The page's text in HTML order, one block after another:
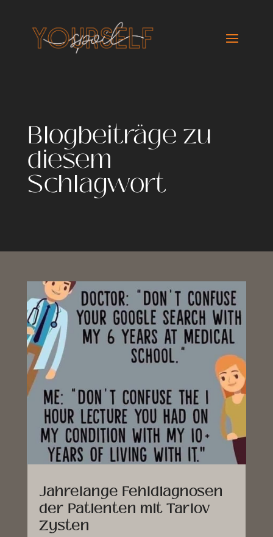
Blogbeiträge zu
diesem
Schlagwort
Jahrelange Fehldiagnosen
der Patienten mit Tarlov
Zysten